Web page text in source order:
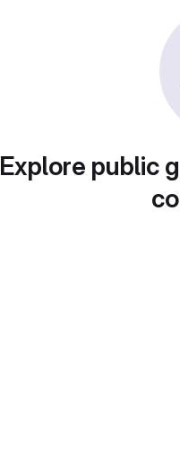
Explore public